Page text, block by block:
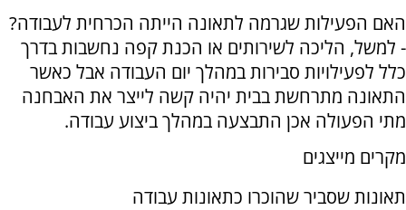
האם הפעילות שגרמה לתאונה הייתה הכרחית לעבודה?
- למשל, הליכה לשירותים או הכנת קפה נחשבות בדרך
כלל לפעילויות סבירות במהלך יום העבודה אבל כאשר
התאונה מתרחשת בבית יהיה קשה לייצר את האבחנה
מתי הפעולה אכן התבצעה במהלך ביצוע עבודה.
מקרים מייצגים
תאונות שסביר שהוכרו כתאונות עבודה